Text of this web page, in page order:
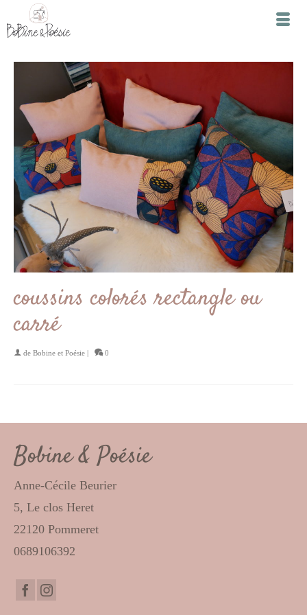
coussins colorés rectangle ou
carré
de Bobine et Poésie | 0
Bobine & Poésie
Anne-Cécile Beurier
5, Le clos Heret
22120 Pommeret
0689106392